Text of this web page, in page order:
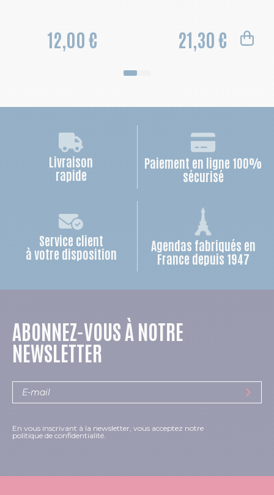
12,00 € 21,30 €
Livraison
rapide
Paiement en ligne 100%
sécurisé
Service client
à votre disposition
Agendas fabriqués en
France depuis 1947
ABONNEZ-VOUS À NOTRE
NEWSLETTER
En vous inscrivant à la newsletter, vous acceptez notre
politique de confidentialité.